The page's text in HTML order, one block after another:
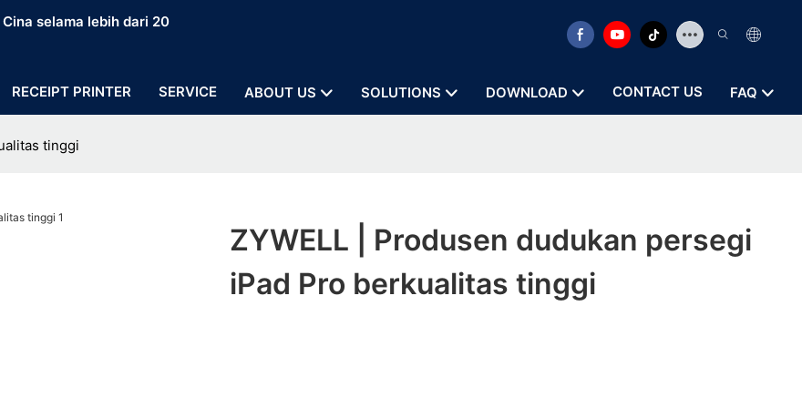
selama lebih dari 20
RECEIPT PRINTER SERVICE ABOUT US SOLUTIONS DOWNLOAD CONTACT US FAQ
tinggi
ZYWELL | Produsen dudukan persegi
iPad Pro berkualitas tinggi